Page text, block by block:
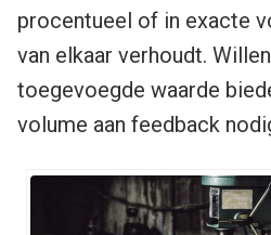
procentueel of in exacte
van elkaar verhoudt.
toegevoegde waarde
volume aan feedback